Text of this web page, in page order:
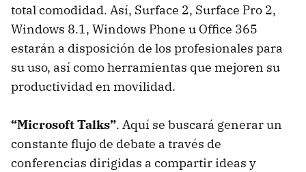
total comodidad. Así, Surface 2, Surface Pro 2,
Windows 8.1, Windows Phone u Office 365
estarán a disposición de los profesionales para
su uso, así como herramientas que mejoren su
productividad en movilidad.
“Microsoft Talks”. Aquí se buscará generar un
constante flujo de debate a través de
conferencias dirigidas a compartir ideas y